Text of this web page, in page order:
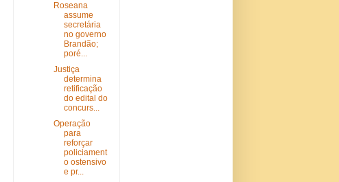
Roseana
assume
secretária
no governo
Brandão;
poré...
Justiça
determina
retificação
do edital do
concurs...
Operação
para
reforçar
policiament
o ostensivo
e pr...